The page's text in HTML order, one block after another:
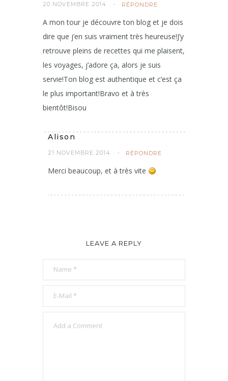
20 NOVEMBRE 2014 RÉPONDRE
A mon tour je découvre ton blog et je dois
dire que j’en suis vraiment très heureuse!J’y
retrouve pleins de recettes qui me plaisent,
les voyages, j’adore ça, alors je suis
servie!Ton blog est authentique et c’est ça
le plus important!Bravo et à très
bientôt!Bisou
Alison
21 NOVEMBRE 2014 RÉPONDRE
Merci beaucoup, et à très vite
LEAVE A REPLY